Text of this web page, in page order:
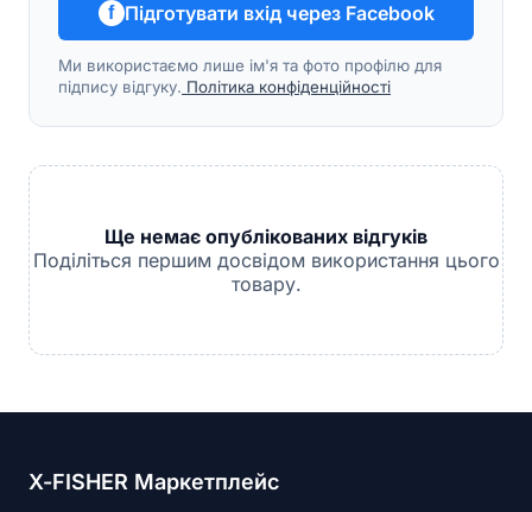
f Підготувати вхід через Facebook
Ми використаємо лише ім'я та фото профілю для
підпису відгуку. Політика конфіденційності
Ще немає опублікованих відгуків
Поділіться першим досвідом використання цього
товару.
X-FISHER Маркетплейс